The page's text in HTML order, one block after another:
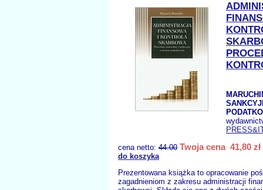
cena netto: 44.00 Twoja cena 41,80 zł
do koszyka
Prezentowana książka to opracowanie
zagadnieniom z zakresu administracji